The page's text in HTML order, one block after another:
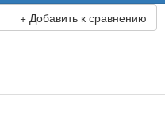
+ Добавить к сравнению